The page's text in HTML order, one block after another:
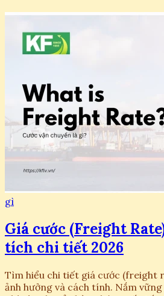
gì
Giá cước (Freight
tích chi tiết 2026
Tìm hiểu chi tiết giá cước (freight
ảnh hưởng và cách tính. Nắm